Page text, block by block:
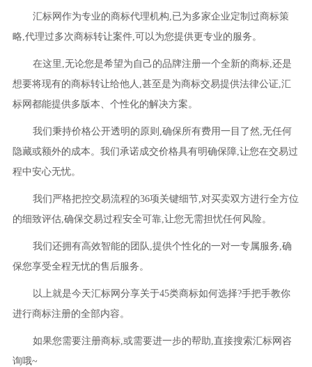
汇标网作为专业的商标代理机构,已为多家企业定制过商标策
略,代理过多次商标转让案件,可以为您提供更专业的服务。
在这里,无论您是希望为自己的品牌注册一个全新的商标,还是
想要将现有的商标转让给他人,甚至是为商标交易提供法律公证,汇
标网都能提供多版本、个性化的解决方案。
我们秉持价格公开透明的原则,确保所有费用一目了然,无任何
隐藏或额外的成本。我们承诺成交价格具有明确保障,让您在交易过
程中安心无忧。
我们严格把控交易流程的36项关键细节,对买卖双方进行全方位
的细致评估,确保交易过程安全可靠,让您无需担忧任何风险。
我们还拥有高效智能的团队,提供个性化的一对一专属服务,确
保您享受全程无忧的售后服务。
以上就是今天汇标网分享关于45类商标如何选择?手把手教你
进行商标注册的全部内容。
如果您需要注册商标,或需要进一步的帮助,直接搜索汇标网咨
询哦~